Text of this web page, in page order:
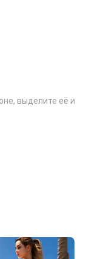
выделите её и